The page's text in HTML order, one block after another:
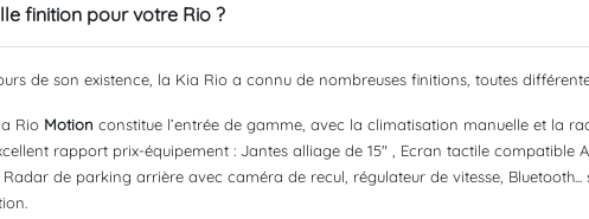
finition pour votre Rio ?
de son existence, la Kia Rio a connu de nombreuses finitions, toutes
Rio Motion constitue l’entrée de gamme, avec la climatisation manuelle et la
rapport prix-équipement : Jantes alliage de 15" , Ecran tactile compatible
Radar de parking arrière avec caméra de recul, régulateur de vitesse,